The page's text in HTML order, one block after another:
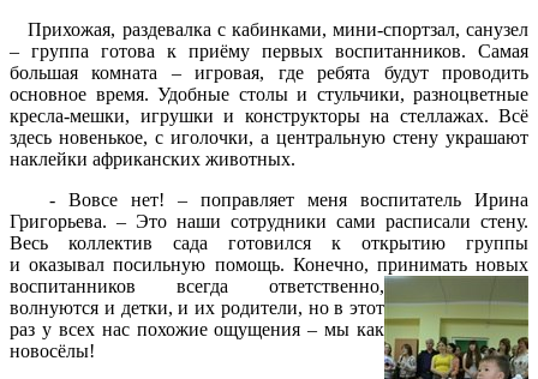
Прихожая, раздевалка с кабинками, мини-спортзал, санузел
– группа готова к приёму первых воспитанников. Самая
большая комната – игровая, где ребята будут проводить
основное время. Удобные столы и стульчики, разноцветные
кресла-мешки, игрушки и конструкторы на стеллажах. Всё
здесь новенькое, с иголочки, а центральную стену украшают
наклейки африканских животных.
- Вовсе нет! – поправляет меня воспитатель Ирина
Григорьева. – Это наши сотрудники сами расписали стену.
Весь коллектив сада готовился к открытию группы
и оказывал посильную помощь. Конечно, принимать новых
воспитанников всегда ответственно,
волнуются и детки, и их родители, но в этот
раз у всех нас похожие ощущения – мы как
новосёлы!